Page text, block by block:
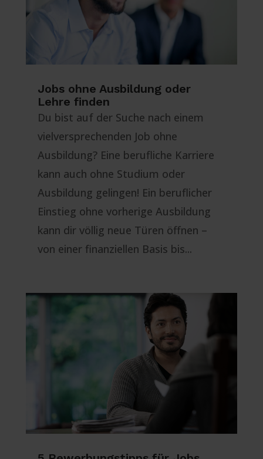
Jobs ohne Ausbildung oder
Lehre finden
Du bist auf der Suche nach einem
vielversprechenden Job ohne
Ausbildung? Eine berufliche Karriere
kann auch ohne Studium oder
Ausbildung gelingen! Ein beruflicher
Einstieg ohne vorherige Ausbildung
kann dir völlig neue Türen öffnen –
von einer finanziellen Basis bis...